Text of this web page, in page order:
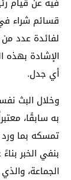
قسائم شراء
لفائدة عدد
الإشادة بهذه
أي جدل.
وخلال البث
به سابقًا،
تمسكه بما ورد
بنفي الخبر
الجماعة،